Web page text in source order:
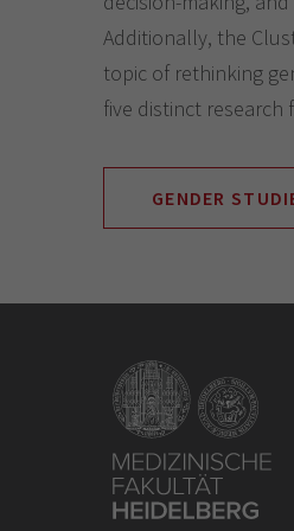
Additionally, the
topic of rethinking
five distinct research
GENDER